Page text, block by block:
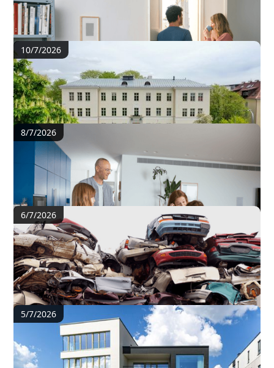
lahendused kodu jahutamiseks
10/7/2026
Korteriühistud saavad edaspidi piirata
juurdepääsu hoone andmetele
8/7/2026
Soome karmistab üüriseadust – kuidas on
samad küsimused lahendatud Eestis?
6/7/2026
Autoromu registrist kustutamine läheb
kallimaks, aga pealinn tahab nendest autodest
lahti saada
5/7/2026
Selgusid Tartu parimad ehitised